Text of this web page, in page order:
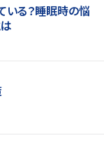
る？睡眠時の悩